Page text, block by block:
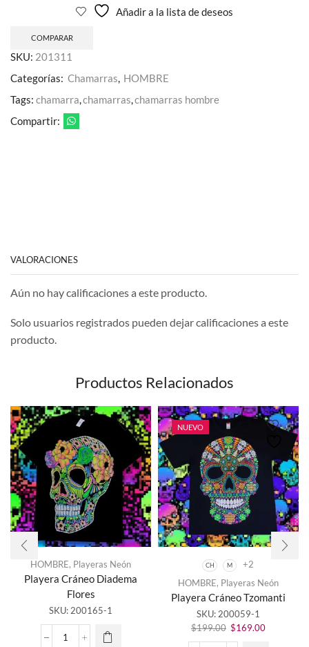
Añadir a la lista de deseos
COMPARAR
SKU: 201311
Categorías: Chamarras, HOMBRE
Tags: chamarra,chamarras,chamarras hombre
Compartir:
VALORACIONES
Aún no hay calificaciones a este producto.
Solo usuarios registrados pueden dejar calificaciones a este
producto.
Productos Relacionados
HOMBRE, Playeras Neón
Playera Cráneo Diadema
Flores
SKU:200165-1
Playera
NUEVO
CH M
+2
HOMBRE, Playeras Neón
Playera Cráneo Tzomanti
SKU: 200059-1
$199.00 El
precio
$169.00El
Este
producto
tiene
múltiples
variantes.
Las